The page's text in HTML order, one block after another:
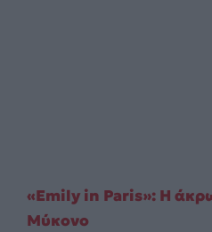
«Emily in Paris»: Η
Μύκονο